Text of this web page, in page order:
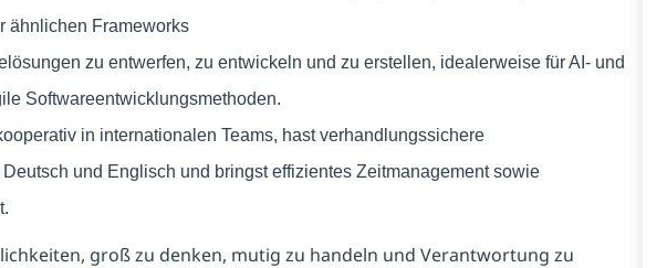
ähnlichen Frameworks
zu entwerfen, zu entwickeln und zu erstellen, idealerweise für AI- und
Softwareentwicklungsmethoden.
in internationalen Teams, hast verhandlungssichere
und Englisch und bringst effizientes Zeitmanagement sowie
groß zu denken, mutig zu handeln und Verantwortung zu